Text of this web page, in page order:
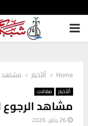
PRIMARY
Home ألأخبار مشاهد
ألأخبار مقالات
مشاهد الرجوع
26 يناير، 2026